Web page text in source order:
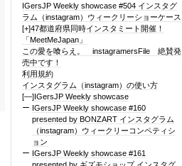
IGersJP Weekly showcase #504 インスタグ
ラム（instagram）ウィークリーショーケース
[+]47都道府県同時インスタミート開催！
「MeetMeJapan」
この愛を喰らえ。 instagramersFile 絶賛発
売中です！
利用規約
インスタグラム（instagram）の使い方
[—]IGersJP Weekly showcase
IGersJP Weekly showcase #160
presented by BONZART インスタグラム
（instagram）ウィークリーコンペティシ
ョン
IGersJP Weekly showcase #161